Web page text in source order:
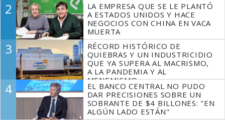
2
LA EMPRESA QUE SE LE PLANTÓ
A ESTADOS UNIDOS Y HACE
NEGOCIOS CON CHINA EN VACA
MUERTA
3
RÉCORD HISTÓRICO DE
QUIEBRAS Y UN INDUSTRICIDIO
QUE YA SUPERA AL MACRISMO,
A LA PANDEMIA Y AL
MENEMISMO
4
EL BANCO CENTRAL NO PUDO
DAR PRECISIONES SOBRE UN
SOBRANTE DE $4 BILLONES: "EN
ALGÚN LADO ESTÁN"